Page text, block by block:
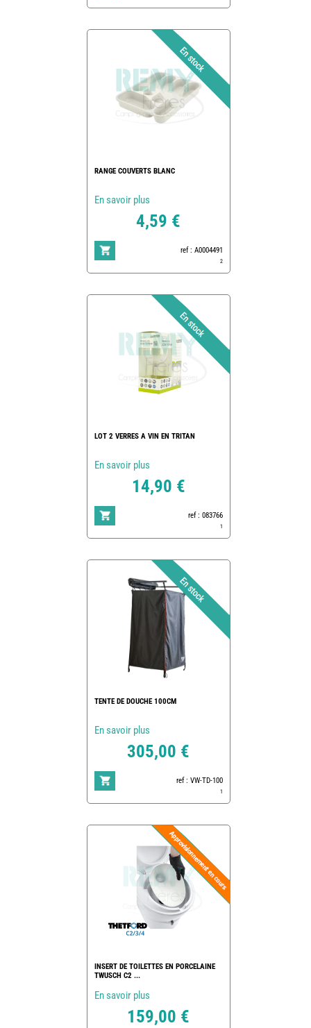
RANGE COUVERTS BLANC
En savoir plus
4,59 €
ref : A0004491
2
LOT 2 VERRES A VIN EN TRITAN
En savoir plus
14,90 €
ref : 083766
1
TENTE DE DOUCHE 100CM
En savoir plus
305,00 €
ref : VW-TD-100
1
INSERT DE TOILETTES EN PORCELAINE
TWUSCH C2 ...
En savoir plus
159,00 €